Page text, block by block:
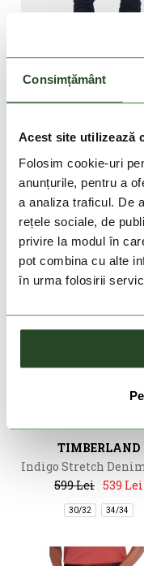
Consimțământ
Acest site utilizează
Folosim cookie-uri
anunțurile, pentru a
a analiza traficul. De
rețele sociale, de
privire la modul în
pot combina cu alte
în urma folosirii
DOAR ONLINE
-50%
Denim Slim
569 Lei
284 Lei
30/32 32/32 34/34
TIMBERLAND
Indigo Stretch
599 Lei 539 Lei
30/32 34/34